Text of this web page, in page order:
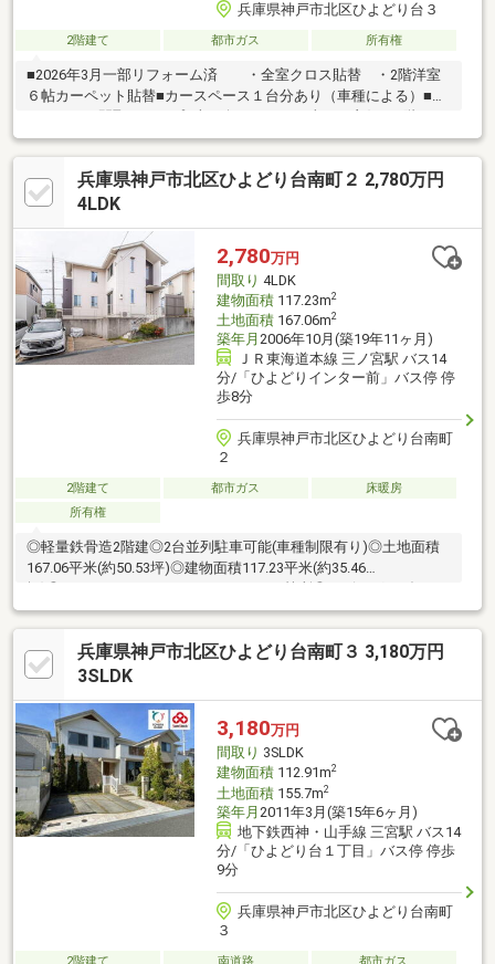
兵庫県神戸市北区ひよどり台３
2階建て 都市ガス 所有権
■2026年3月一部リフォーム済 ・全室クロス貼替 ・2階洋室
６帖カーペット貼替■カースペース１台分あり（車種による）■４
階にバルコニーあり☆物件の詳細・内覧希望につきましては、担
当「大川内」までお気軽にお問い合わせください！
兵庫県神戸市北区ひよどり台南町２ 2,780万円
4LDK
2,780万円
間取り 4LDK
建物面積117.23m2
土地面積167.06m2
築年月 2006年10月(築19年11ヶ月)
ＪＲ東海道本線 三ノ宮駅 バス14
分/「ひよどりインター前」バス停 停
歩8分
兵庫県神戸市北区ひよどり台南町
２
2階建て 都市ガス
床暖房
所有権
◎軽量鉄骨造2階建◎2台並列駐車可能(車種制限有り)◎土地面積
167.06平米(約50.53坪)◎建物面積117.23平米(約35.46
ング部分床暖房有り◎東西両面道路に面しています◎2023年4月:
外壁塗装・コーキング修復工事◎2020年4月:給湯器交換
兵庫県神戸市北区ひよどり台南町３ 3,180万円
3SLDK
3,180万円
間取り 3SLDK
建物面積112.91m2
土地面積155.7m2
築年月 2011年3月(築15年6ヶ月)
地下鉄西神・山手線 三宮駅 バス14
分/「ひよどり台１丁目」バス停 停歩
9分
兵庫県神戸市北区ひよどり台南町
３